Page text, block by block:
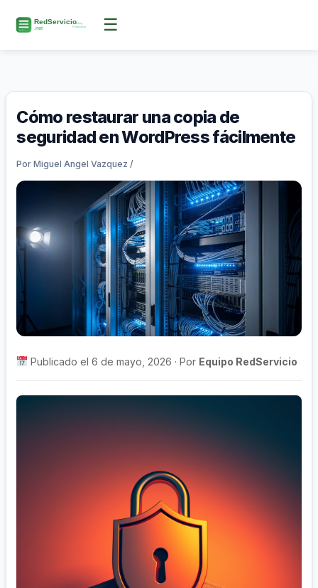
☰
Cómo restaurar una copia de
seguridad en WordPress fácilmente
PorMiguel Angel Vazquez/
Publicado el 6 de mayo, 2026 · Por Equipo RedServicio